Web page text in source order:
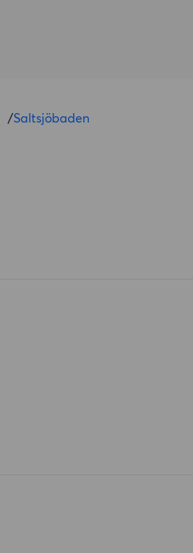
/Saltsjöbaden